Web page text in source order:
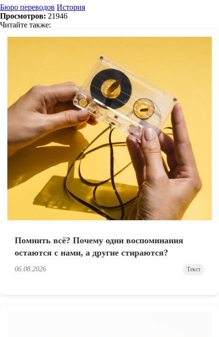
Бюро переводов История
Просмотров: 21946
Читайте также:
Помнить всё? Почему одни воспоминания
остаются с нами, а другие стираются?
06.08.2026 Текст